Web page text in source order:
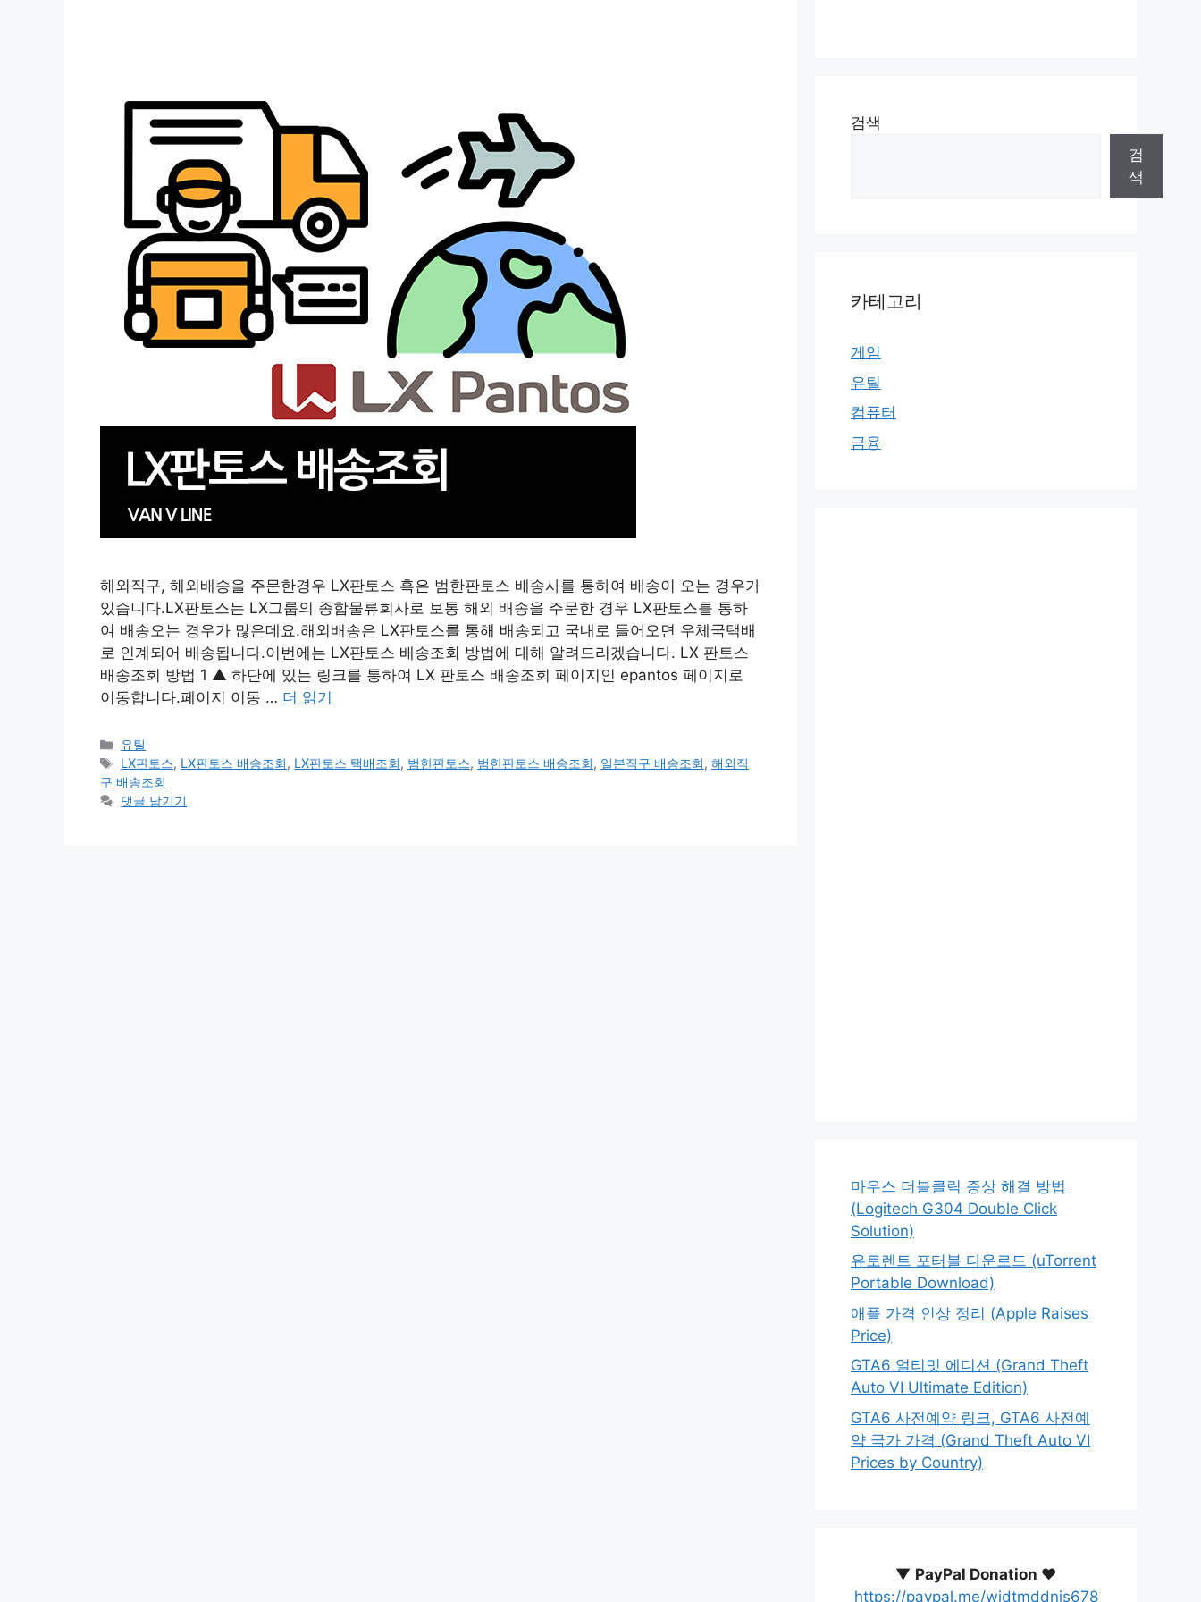
해외직구, 해외배송을 주문한경우 LX판토스 혹은 범한판토스 배송사를 통하여 배송이 오는 경우가
있습니다.LX판토스는 LX그룹의 종합물류회사로 보통 해외 배송을 주문한 경우 LX판토스를 통하
여 배송오는 경우가 많은데요.해외배송은 LX판토스를 통해 배송되고 국내로 들어오면 우체국택배
로 인계되어 배송됩니다.이번에는 LX판토스 배송조회 방법에 대해 알려드리겠습니다. LX 판토스
배송조회 방법 1 ▲ 하단에 있는 링크를 통하여 LX 판토스 배송조회 페이지인 epantos 페이지로
이동합니다.페이지 이동 … 더 읽기
카
테
고
리
유틸
태
그
LX판토스, LX판토스 배송조회, LX판토스 택배조회, 범한판토스, 범한판토스 배송조회, 일본직구 배송조회,해외직
구 배송조회
댓글 남기기
검색
검
색
카테고리
게임
유틸
컴퓨터
금융
마우스 더블클릭 증상 해결 방법
(Logitech G304 Double Click
Solution)
유토렌트 포터블 다운로드 (uTorrent
Portable Download)
애플 가격 인상 정리 (Apple Raises
Price)
GTA6 얼티밋 에디션 (Grand Theft
Auto VI Ultimate Edition)
GTA6 사전예약 링크, GTA6 사전예
약 국가 가격 (Grand Theft Auto VI
Prices by Country)
▼ PayPal Donation ♥️
https://paypal.me/wjdtmddnjs678